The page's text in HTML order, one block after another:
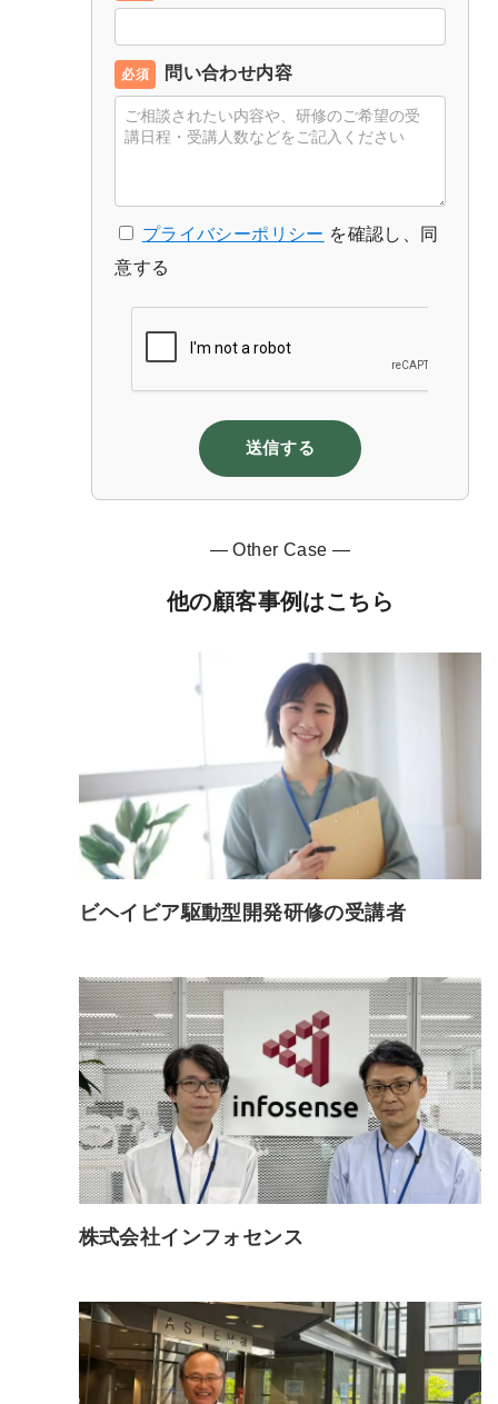
問い合わせ内容
プライバシーポリシー を確認し、同
意する
送信する
— Other Case —
他の顧客事例はこちら
ビヘイビア駆動型開発研修の受講者
株式会社インフォセンス